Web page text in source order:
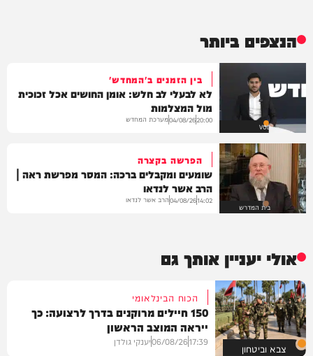
הנצפים ביותר
VOD
בין הזמנים ב'המחדש'
לא לבעלי לב חלש: אומן החושים אכל זכוכית
מול המצלמות
20:00
04/08/26מערכת המחדש
בית המדרש
הפרשה בקצרה
שומעים ומקבלים ברכה: המסר מפרשת ראה |
הרב אשר לנדאו
14:02
04/08/26הרב אשר לנדאו
אולי יעניין אותך גם
צבא וביטחון
הכוח הבינלאומי
150 חיילים מרוקנים בדרך לרצועה: כך
ייראה המוצב הראשון
17:39
06/08/26יענקי גולדן